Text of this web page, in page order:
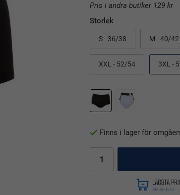
Pris i andra butiker 129 kr
Storlek
S - 36/38 M - 40/42
XXL - 52/54 3XL -
Finns i lager för